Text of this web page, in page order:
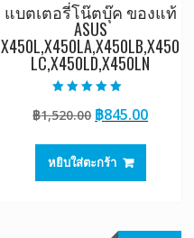
แบตเตอรี่โน๊ตบุ๊ค ของแท้
ASUS
X450L,X450LA,X450LB,X450
LC,X450LD,X450LN
5.00
ตั้งแต่ 1-5
฿1,520.00 Original
was:
฿1,520.00.
฿845.00
หยิบใส่ตะกร้า